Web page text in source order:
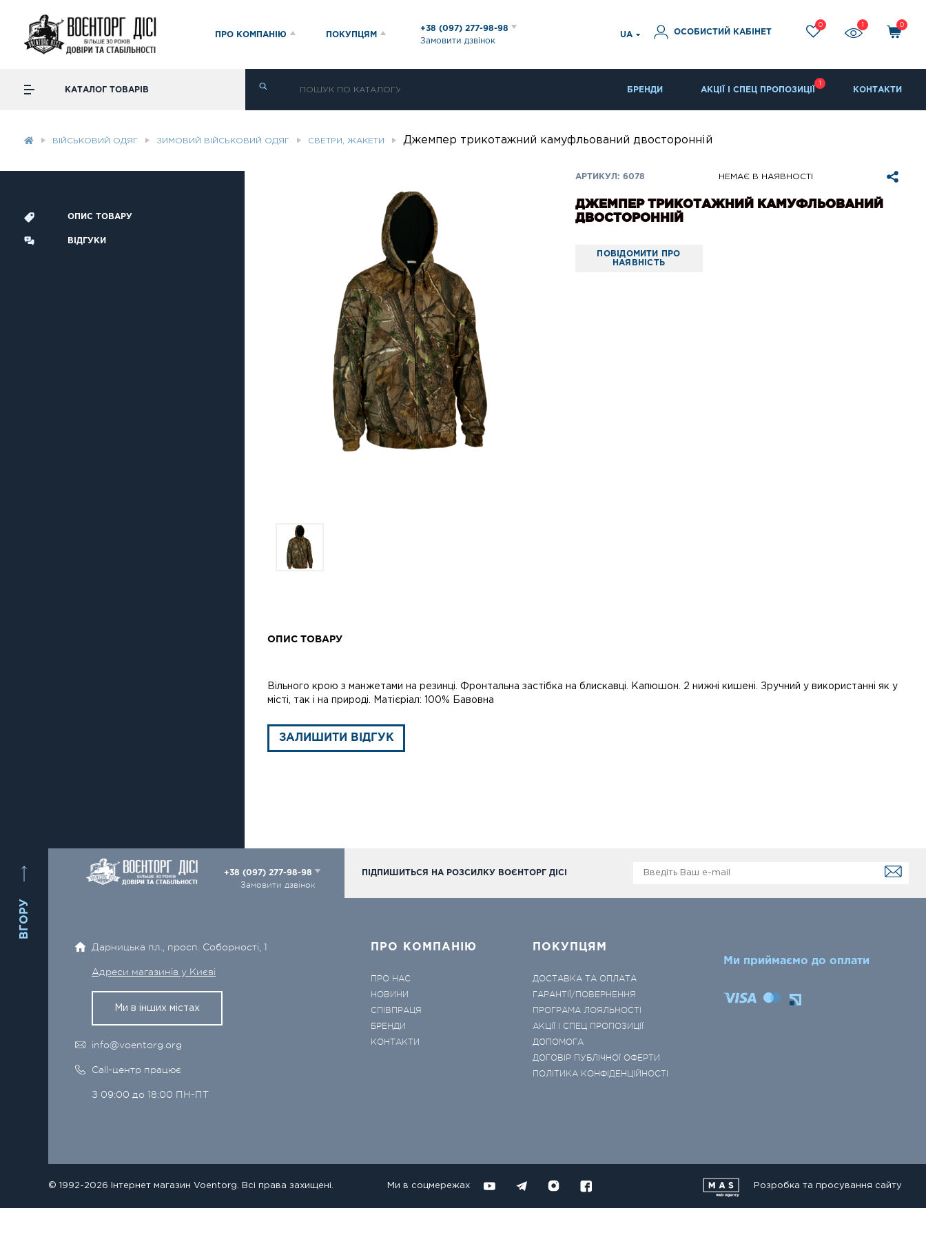
ПРО КОМПАНІЮ ПОКУПЦЯМ
+38 (097) 277-98-98
Замовити дзвінок
UA ОСОБИСТИЙ КАБІНЕТ
0 0
КАТАЛОГ ТОВАРІВ БРЕНДИ АКЦІЇ І СПЕЦ ПРОПОЗИЦІЇ КОНТАКТИ
ВІЙСЬКОВИЙ ОДЯГ ЗИМОВИЙ ВІЙСЬКОВИЙ ОДЯГ СВЕТРИ, ЖАКЕТИ Джемпер трикотажний камуфльований двосторонній
ОПИС ТОВАРУ
ВІДГУКИ
АРТИКУЛ: 6078 НЕМАЄ В НАЯВНОСТІ
ДЖЕМПЕР ТРИКОТАЖНИЙ КАМУФЛЬОВАНИЙ
ДВОСТОРОННІЙ
ПОВІДОМИТИ ПРО
НАЯВНІСТЬ
ОПИС ТОВАРУ
Вільного крою з манжетами на резинці. Фронтальна застібка на блискавці. Капюшон. 2 нижні кишені. Зручний у використанні як у
місті, так і на природі. Матієріал: 100% Бавовна
ЗАЛИШИТИ ВІДГУК
ВГОРУ
+38 (097) 277-98-98
Замовити дзвінок
ПІДПИШИТЬСЯ НА РОЗСИЛКУ ВОЄНТОРГ ДІСІ
Дарницька пл., просп. Соборності, 1
Адреси магазинів у Києві
Ми в інших містах
info@voentorg.org
Call-центр працює
З 09:00 до 18:00 ПН-ПТ
ПРО КОМПАНІЮ
ПРО НАС
НОВИНИ
СПІВПРАЦЯ
БРЕНДИ
КОНТАКТИ
ПОКУПЦЯМ
ДОСТАВКА ТА ОПЛАТА
ГАРАНТІЇ/ПОВЕРНЕННЯ
ПРОГРАМА ЛОЯЛЬНОСТІ
АКЦІЇ І СПЕЦ ПРОПОЗИЦІЇ
ДОПОМОГА
ДОГОВІР ПУБЛІЧНОЇ ОФЕРТИ
ПОЛІТИКА КОНФІДЕНЦІЙНОСТІ
Ми приймаємо до оплати
© 1992-2026 Інтернет магазин Voentorg. Всі права захищені. Ми в соцмережах Розробка та просування сайту